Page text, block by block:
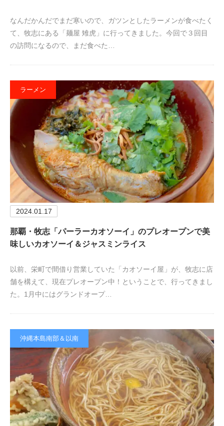
なんだかんだでまだ寒いので、ガツンとしたラーメンが食べたく
て、牧志にある「麺屋 雉虎」に行ってきました。今回で３回目
の訪問になるので、まだ食べた…
ラーメン
2024.01.17
那覇・牧志「パーラーカオソーイ」のプレオープンで美
味しいカオソーイ＆ジャスミンライス
以前、栄町で間借り営業していた「カオソーイ屋」が、牧志に店
舗を構えて、現在プレオープン中！ということで、行ってきまし
た。1月中にはグランドオープ…
沖縄本島南部＆以南